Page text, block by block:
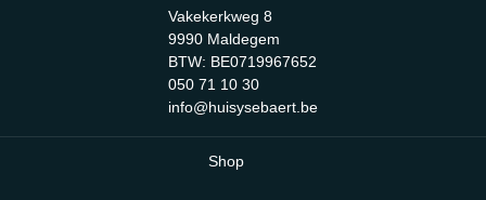
Vakekerkweg 8
9990 Maldegem
BTW: BE0719967652
050 71 10 30
info@huisysebaert.be
Shop